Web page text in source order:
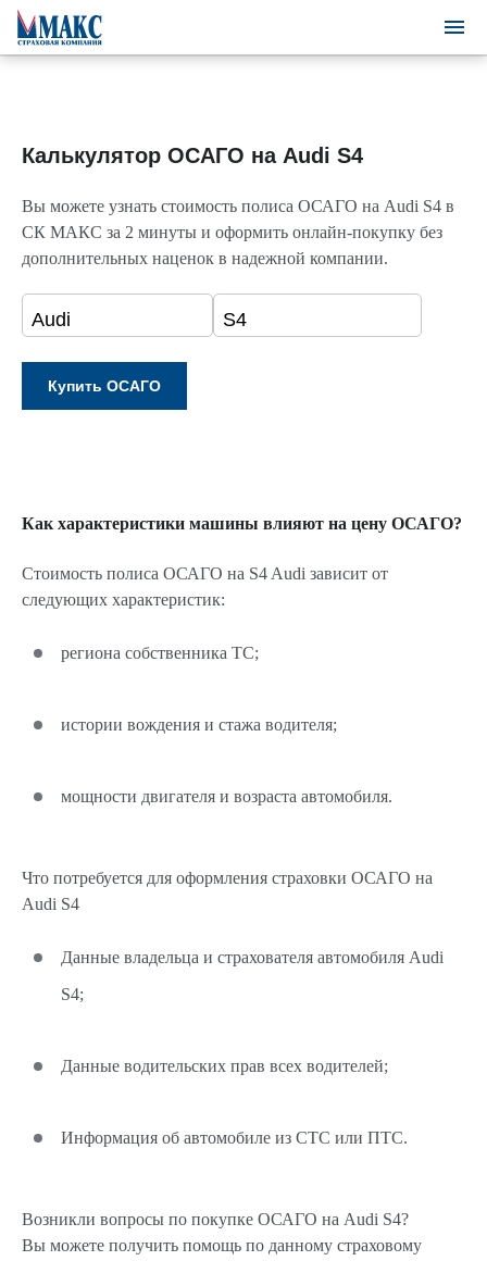
Калькулятор ОСАГО на Audi S4
Вы можете узнать стоимость полиса ОСАГО на Audi S4 в
СК МАКС за 2 минуты и оформить онлайн-покупку без
дополнительных наценок в надежной компании.
Как характеристики машины влияют на цену ОСАГО?
Стоимость полиса ОСАГО на S4 Audi зависит от
следующих характеристик:
региона собственника ТС;
истории вождения и стажа водителя;
мощности двигателя и возраста автомобиля.
Что потребуется для оформления страховки ОСАГО на
Audi S4
Данные владельца и страхователя автомобиля Audi
S4;
Данные водительских прав всех водителей;
Информация об автомобиле из СТС или ПТС.
Возникли вопросы по покупке ОСАГО на Audi S4?
Вы можете получить помощь по данному страховому